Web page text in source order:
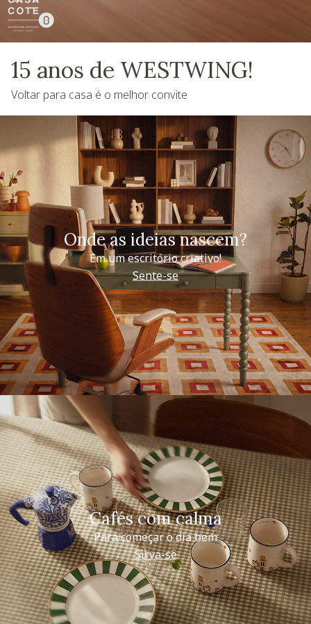
15 anos de WESTWING!
Voltar para casa é o melhor convite
Onde as ideias nascem?
Em um escritório criativo!
Sente-se
Cafés com calma
Para começar o dia bem
Sirva-se